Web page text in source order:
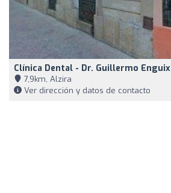
Clínica Dental - Dr. Guillermo Enguix
7,9km, Alzira
Ver dirección y datos de contacto